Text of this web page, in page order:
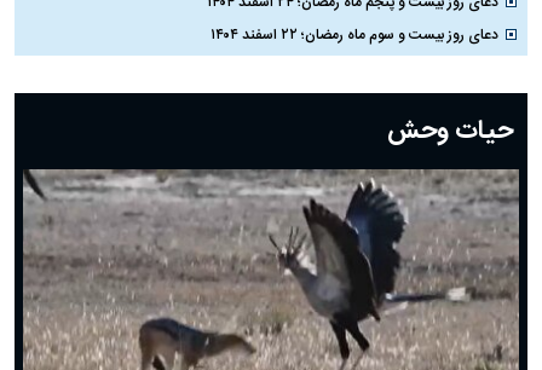
دعای روز بیست و سوم ماه رمضان؛ ۲۲ اسفند ۱۴۰۴
دعای روز بیستم ماه رمضان؛ ۱۹ اسفند ۱۴۰۴
دعای روز هشتم ماه مبارک رمضان؛ ۷ اسفند ماه ۱۴۰۴
دعای روز هفتم ماه رمضان؛ ۶ اسفند ۱۴۰۴
دعای روز ششم ماه رمضان؛ ۵ اسفند ۱۴۰۴
دعای روز پنجم ماه رمضان؛ ۴ اسفند ۱۴۰۴
دعای روز چهارم ماه مبارک رمضان؛ ۳ اسفند ۱۴۰۴
دعای روز سوم ماه مبارک رمضان؛ ۱۴ اسفند ۱۴۰۴
دعای روز دوم ماه مبارک رمضان ۱ اسفند ماه ۱۴۰۴
دعای روز اول ماه مبارک رمضان، ۳۰ بهمن ۱۴۰۴
حیات وحش